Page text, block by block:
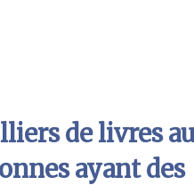
de livres
ayant des